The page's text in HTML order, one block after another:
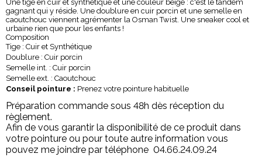
Une tige en cuir et synthétique et une couleur beige : c'est le tandem
gagnant qui y réside. Une doublure en cuir porcin et une semelle en
caoutchouc viennent agrémenter la Osman Twist. Une sneaker cool et
urbaine rien que pour les enfants !
Composition
Tige : Cuir et Synthétique
Doublure : Cuir porcin
Semelle int. : Cuir porcin
Semelle ext. : Caoutchouc
Conseil pointure : Prenez votre pointure habituelle
Préparation commande sous 48h dès réception du
règlement.
Afin de vous garantir la disponibilité de ce produit dans
votre pointure ou pour toute autre information vous
pouvez me joindre par téléphone 04.66.24.09.24